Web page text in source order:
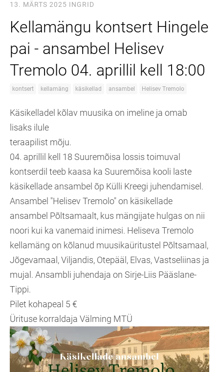
13. MÄRTS 2025 INGRID
Kellamängu kontsert Hingele
pai - ansambel Helisev
Tremolo 04. aprillil kell 18:00
kontsert kellamäng käsikellad ansambel Helisev Tremolo
Käsikelladel kõlav muusika on imeline ja omab
lisaks ilule
teraapilist mõju.
04. aprillil kell 18 Suuremõisa lossis toimuval
kontserdil teeb kaasa ka Suuremõisa kooli laste
käsikellade ansambel õp Külli Kreegi juhendamisel.
Ansambel "Helisev Tremolo" on käsikellade
ansambel Põltsamaalt, kus mängijate hulgas on nii
noori kui ka vanemaid inimesi. Heliseva Tremolo
kellamäng on kõlanud muusikaüritustel Põltsamaal,
Jõgevamaal, Viljandis, Otepääl, Elvas, Vastseliinas ja
mujal. Ansambli juhendaja on Sirje-Liis Pääslane-
Tippi.
Pilet kohapeal 5 €
Ürituse korraldaja Välming MTÜ